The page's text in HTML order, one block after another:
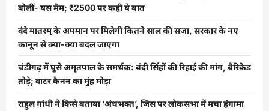
बोलीं- यस मैम; ₹2500 पर कही ये बात
वंदे मातरम् के अपमान पर मिलेगी कितने साल की सजा, सरकार के नए
कानून से क्या-क्या बदल जाएगा
चंडीगढ़ में घुसे अमृतपाल के समर्थक: बंदी सिंहों की रिहाई की मांग, बैरिकेड
तोड़े; वाटर कैनन का मुंह मोड़ा
राहुल गांधी ने किसे बताया ‘अंधभक्त’, जिस पर लोकसभा में मचा हंगामा